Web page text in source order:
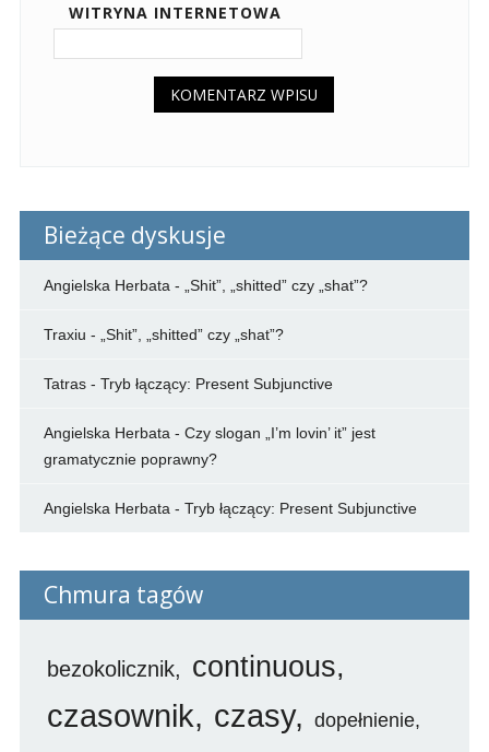
WITRYNA INTERNETOWA
Bieżące dyskusje
Angielska Herbata - „Shit”, „shitted” czy „shat”?
Traxiu - „Shit”, „shitted” czy „shat”?
Tatras- Tryb łączący: Present Subjunctive
Angielska Herbata - Czy slogan „I’m lovin’ it” jest
gramatycznie poprawny?
Angielska Herbata - Tryb łączący: Present Subjunctive
Chmura tagów
bezokolicznik continuous
czasownik czasy dopełnienie